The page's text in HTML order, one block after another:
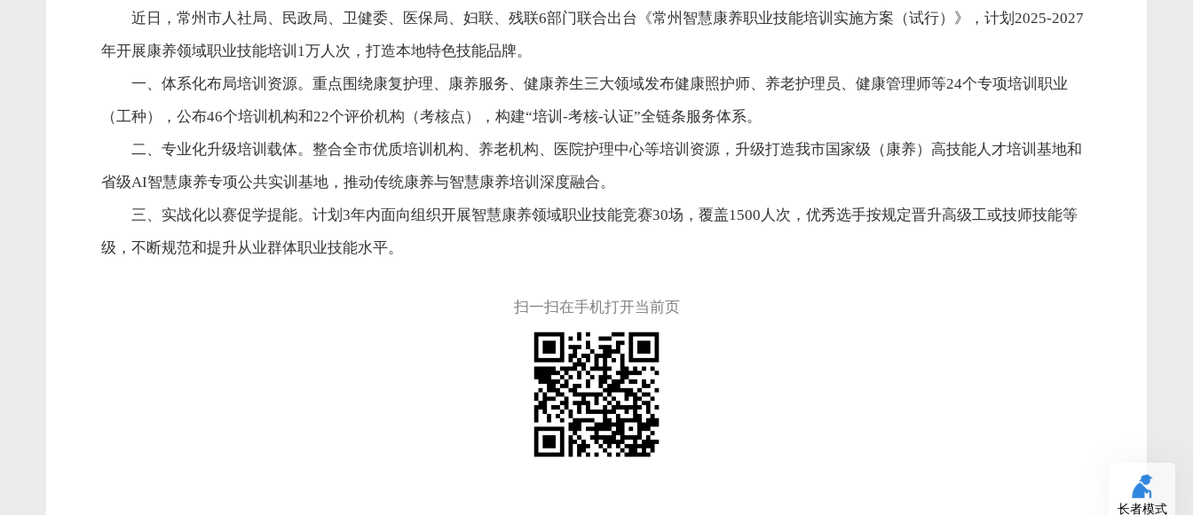
近日，常州市人社局、民政局、卫健委、医保局、妇联、残联6部门联合出台《常州智慧康养职业技能培训实施方案（试行）》，计划2025-2027
年开展康养领域职业技能培训1万人次，打造本地特色技能品牌。
一、体系化布局培训资源。重点围绕康复护理、康养服务、健康养生三大领域发布健康照护师、养老护理员、健康管理师等24个专项培训职业
（工种），公布46个培训机构和22个评价机构（考核点），构建“培训-考核-认证”全链条服务体系。
二、专业化升级培训载体。整合全市优质培训机构、养老机构、医院护理中心等培训资源，升级打造我市国家级（康养）高技能人才培训基地和
省级AI智慧康养专项公共实训基地，推动传统康养与智慧康养培训深度融合。
三、实战化以赛促学提能。计划3年内面向组织开展智慧康养领域职业技能竞赛30场，覆盖1500人次，优秀选手按规定晋升高级工或技师技能等
级，不断规范和提升从业群体职业技能水平。
扫一扫在手机打开当前页
长者模式